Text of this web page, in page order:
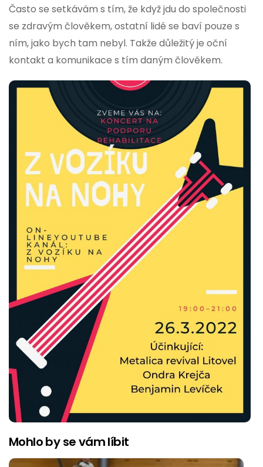
Často se setkávám s tím, že když jdu do společnosti
se zdravým člověkem, ostatní lidé se baví pouze s
ním, jako bych tam nebyl. Takže důležitý je oční
kontakt a komunikace s tím daným člověkem.
Mohlo by se vám líbit